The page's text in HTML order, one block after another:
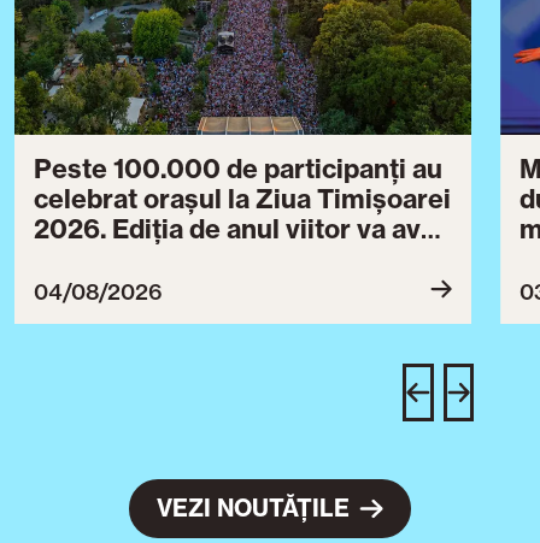
Peste 100.000 de participanți au
celebrat orașul la Ziua Timișoarei
2026. Ediția de anul viitor va avea
04/08/2026
VEZI NOUTĂȚILE